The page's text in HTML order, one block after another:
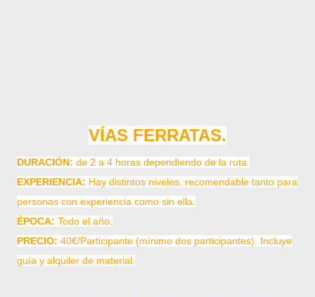
VÍAS FERRATAS.
DURACIÓN: de 2 a 4 horas dependiendo de la ruta.
EXPERIENCIA: Hay distintos niveles, recomendable tanto para
personas con experiencia como sin ella.
ÉPOCA: Todo el año.
PRECIO: 40€/Participante (mínimo dos participantes). Incluye
guía y alquiler de material.